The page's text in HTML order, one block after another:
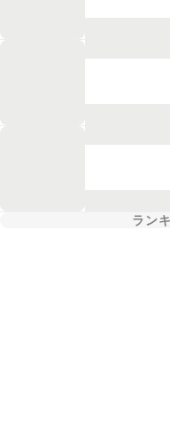
ラン